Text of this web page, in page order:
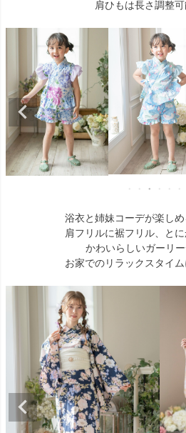
肩ひもは長さ調整
浴衣と姉妹コーデが楽しめ
肩フリルに裾フリル、と
かわいらしいガーリ
お家でのリラックスタイム